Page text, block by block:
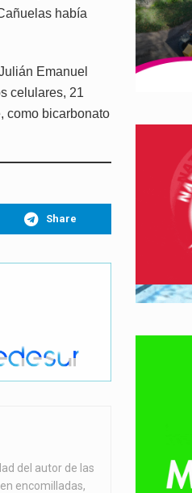
había
Emanuel
celulares, 21
como bicarbonato
Share
del autor de las
encomilladas,